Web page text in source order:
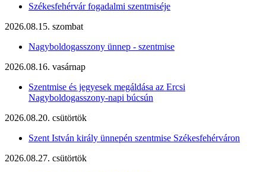
Székesfehérvár fogadalmi szentmiséje
2026.08.15. szombat
Nagyboldogasszony ünnep - szentmise
2026.08.16. vasárnap
Szentmise és jegyesek megáldása az Ercsi
Nagyboldogasszony-napi búcsún
2026.08.20. csütörtök
Szent István király ünnepén szentmise Székesfehérváron
2026.08.27. csütörtök